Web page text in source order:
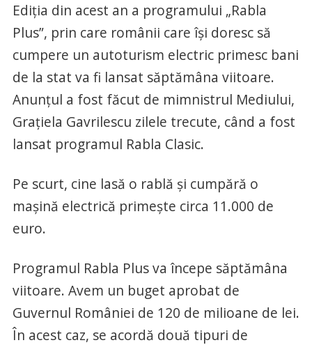
Ediţia din acest an a programului „Rabla
Plus”, prin care românii care îşi doresc să
cumpere un autoturism electric primesc bani
de la stat va fi lansat săptămâna viitoare.
Anunţul a fost făcut de mimnistrul Mediului,
Graţiela Gavrilescu zilele trecute, când a fost
lansat programul Rabla Clasic.
Pe scurt, cine lasă o rablă şi cumpără o
maşină electrică primeşte circa 11.000 de
euro.
Programul Rabla Plus va începe săptămâna
viitoare. Avem un buget aprobat de
Guvernul României de 120 de milioane de lei.
În acest caz, se acordă două tipuri de